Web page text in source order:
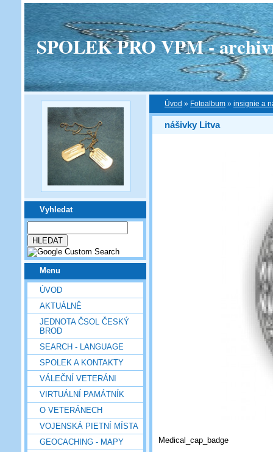
SPOLEK PRO VPM -
Vyhledat
Menu
ÚVOD
AKTUÁLNĚ
JEDNOTA ČSOL ČESKÝ
BROD
SEARCH - LANGUAGE
SPOLEK A KONTAKTY
VÁLEČNÍ VETERÁNI
VIRTUÁLNÍ PAMÁTNÍK
O VETERÁNECH
VOJENSKÁ PIETNÍ MÍSTA
GEOCACHING - MAPY
Úvod » Fotoalbum » insignie a
nášivky Litva
Medical_cap_badge